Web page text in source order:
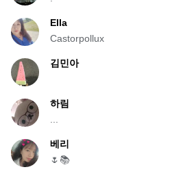
Ella
Castorpollux
김민아
하림
베리
🌷📚